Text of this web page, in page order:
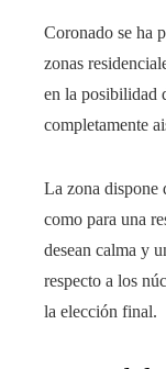
Coronado se ha
zonas
en la posibilidad
completamente
La zona dispone
como para una
desean calma y
respecto a los
la elección final.